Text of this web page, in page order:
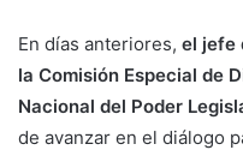
En días anteriores, el jefe
la Comisión Especial de
Nacional del Poder
de avanzar en el diálogo